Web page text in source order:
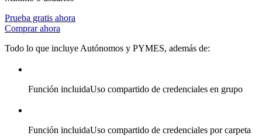
Prueba gratis ahora
Comprar ahora
Todo lo que incluye Autónomos y PYMES, además de:
Función incluidaUso compartido de credenciales en grupo
Función incluidaUso compartido de credenciales por carpeta